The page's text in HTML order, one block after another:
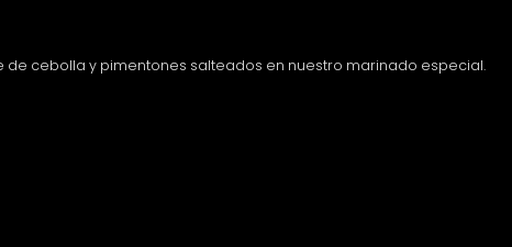
de cebolla y pimentones salteados en nuestro marinado especial.